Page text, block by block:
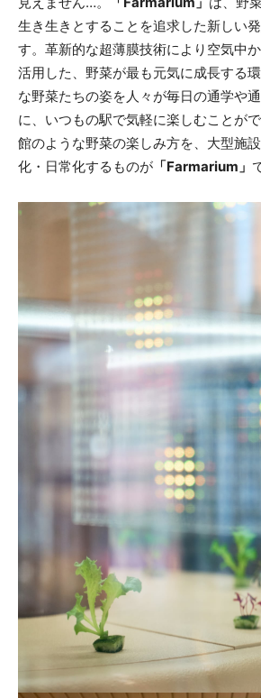
生き生きとすることを追求した新しい
す。革新的な超薄膜技術により空気中
活用した、野菜が最も元気に成長する
な野菜たちの姿を人々が毎日の通学や
に、いつもの駅で気軽に楽しむことが
館のような野菜の楽しみ方を、大型施
化・日常化するものが 「Farmarium」